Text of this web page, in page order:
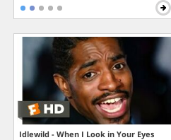
Idlewild - When I Look in Your Eyes